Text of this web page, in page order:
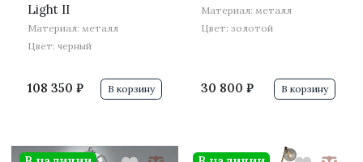
Light II
Материал: металл
Цвет: черный
108 350 ₽ В корзину
Материал: металл
Цвет: золотой
30 800 ₽ В корзину